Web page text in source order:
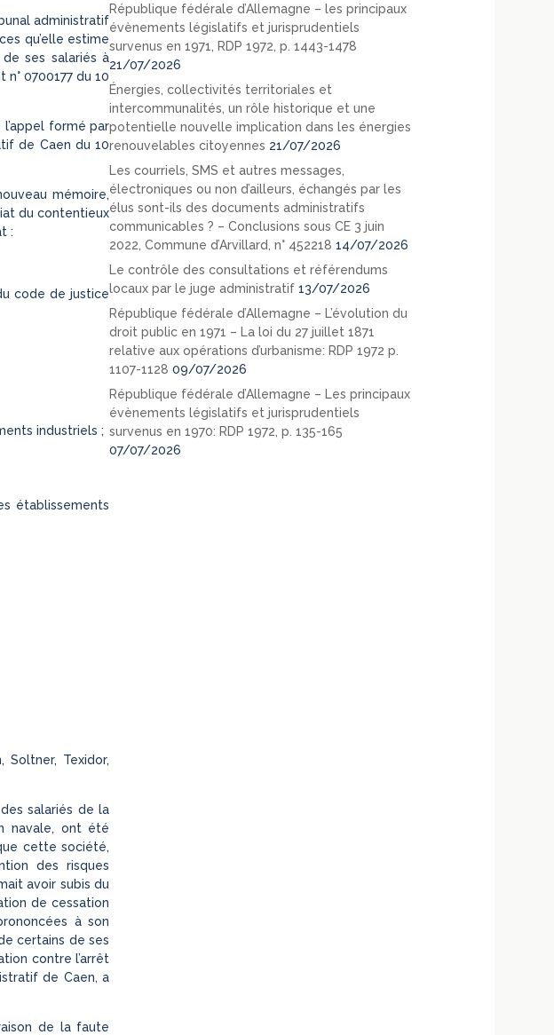
administratif
qu’elle estime
ses salariés à
0700177 du 10
l’appel formé par
de Caen du 10
mémoire,
du contentieux
:
code de justice
industriels ;
établissements
Texidor,
salariés de la
navale, ont été
cette société,
des risques
avoir subis du
de cessation
à son
certains de ses
contre l’arrêt
de Caen, a
de la faute
République fédérale d’Allemagne – les principaux
évènements législatifs et jurisprudentiels
survenus en 1971, RDP 1972, p. 1443-1478
21/07/2026
Énergies, collectivités territoriales et
intercommunalités, un rôle historique et une
potentielle nouvelle implication dans les énergies
renouvelables citoyennes 21/07/2026
Les courriels, SMS et autres messages,
électroniques ou non d’ailleurs, échangés par les
élus sont-ils des documents administratifs
communicables ? – Conclusions sous CE 3 juin
2022, Commune d’Arvillard, n° 452218 14/07/2026
Le contrôle des consultations et référendums
locaux par le juge administratif 13/07/2026
République fédérale d’Allemagne – L’évolution du
droit public en 1971 – La loi du 27 juillet 1871
relative aux opérations d’urbanisme: RDP 1972 p.
1107-1128 09/07/2026
République fédérale d’Allemagne – Les principaux
évènements législatifs et jurisprudentiels
survenus en 1970: RDP 1972, p. 135-165
07/07/2026